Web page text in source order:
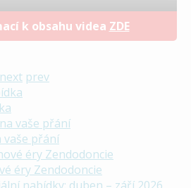
k obsahu videa ZDE
next prev
vaše přání
éry Zendodoncie